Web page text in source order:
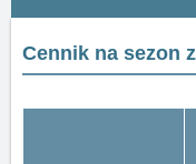
Cennik na sezon